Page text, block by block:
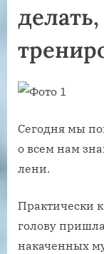
Сегодня мы
о всем нам
лени.
Практически
голову
накаченных